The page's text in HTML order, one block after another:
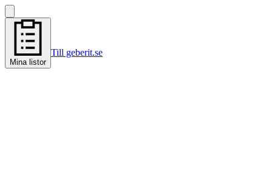
Mina listor
Till geberit.se